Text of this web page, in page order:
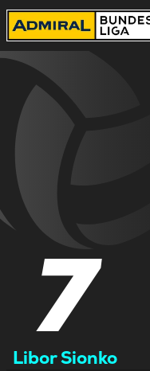
7
Libor Sionko